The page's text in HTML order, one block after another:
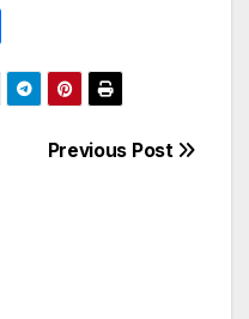
h
ar
Previous Post